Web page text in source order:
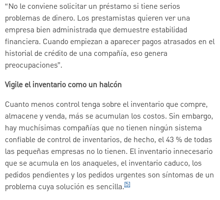
“No le conviene solicitar un préstamo si tiene serios
problemas de dinero. Los prestamistas quieren ver una
empresa bien administrada que demuestre estabilidad
financiera. Cuando empiezan a aparecer pagos atrasados en el
historial de crédito de una compañía, eso genera
preocupaciones”.
Vigile el inventario como un halcón
Cuanto menos control tenga sobre el inventario que compre,
almacene y venda, más se acumulan los costos. Sin embargo,
hay muchísimas compañías que no tienen ningún sistema
confiable de control de inventarios, de hecho, el 43 % de todas
las pequeñas empresas no lo tienen. El inventario innecesario
que se acumula en los anaqueles, el inventario caduco, los
pedidos pendientes y los pedidos urgentes son síntomas de un
problema cuya solución es sencilla.[5]